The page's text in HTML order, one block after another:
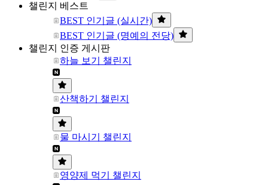
챌린지 베스트
BEST 인기글 (실시간)
BEST 인기글 (명예의 전당)
챌린지 인증 게시판
하늘 보기 챌린지
산책하기 챌린지
물 마시기 챌린지
영양제 먹기 챌린지